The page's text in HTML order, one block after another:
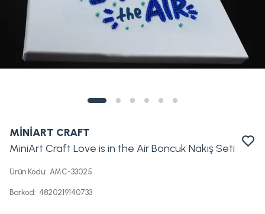
MİNİART CRAFT
MiniArt Craft Love is in the Air Boncuk Nakış Seti
Ürün Kodu: AMC-33025
Barkod: 4820219140733